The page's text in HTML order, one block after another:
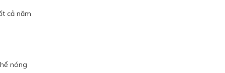
cả năm
nóng